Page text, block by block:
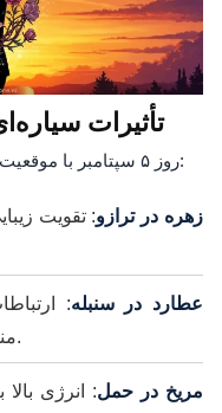
تأثیرات سیاره‌ای کلیدی
روز ۵ سپتامبر با موقعیت‌های نجومی منحصربه‌فردی همراه است:
زهره در ترازو: تقویت
عطارد در سنبله:
منطقی، ایده‌آل برای جوزا و سنبله.
مریخ در حمل: انرژی